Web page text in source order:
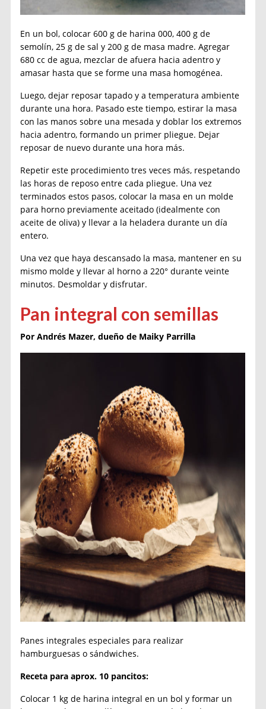
En un bol, colocar 600 g de harina 000, 400 g de
semolín, 25 g de sal y 200 g de masa madre. Agregar
680 cc de agua, mezclar de afuera hacia adentro y
amasar hasta que se forme una masa homogénea.
Luego, dejar reposar tapado y a temperatura ambiente
durante una hora. Pasado este tiempo, estirar la masa
con las manos sobre una mesada y doblar los extremos
hacia adentro, formando un primer pliegue. Dejar
reposar de nuevo durante una hora más.
Repetir este procedimiento tres veces más, respetando
las horas de reposo entre cada pliegue. Una vez
terminados estos pasos, colocar la masa en un molde
para horno previamente aceitado (idealmente con
aceite de oliva) y llevar a la heladera durante un día
entero.
Una vez que haya descansado la masa, mantener en su
mismo molde y llevar al horno a 220° durante veinte
minutos. Desmoldar y disfrutar.
Pan integral con semillas
Por Andrés Mazer, dueño de Maiky Parrilla
Panes integrales especiales para realizar
hamburguesas o sándwiches.
Receta para aprox. 10 pancitos:
Colocar 1 kg de harina integral en un bol y formar un